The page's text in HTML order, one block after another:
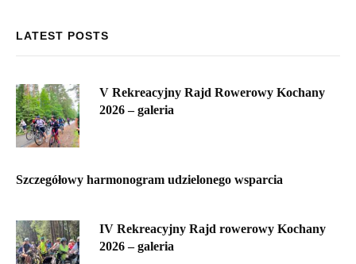
LATEST POSTS
V Rekreacyjny Rajd Rowerowy Kochany
2026 – galeria
Szczegółowy harmonogram udzielonego wsparcia
IV Rekreacyjny Rajd rowerowy Kochany
2026 – galeria